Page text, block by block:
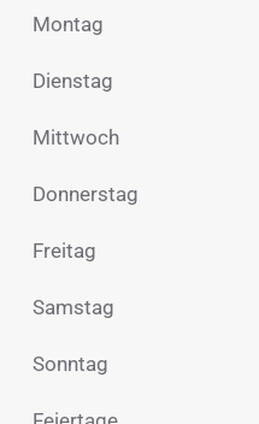
Montag
Dienstag
Mittwoch
Donnerstag
Freitag
Samstag
Sonntag